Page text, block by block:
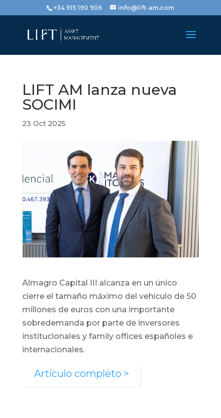
+34 915 190 906 info@lift-am.com
LIFT AM lanza nueva
SOCIMI
23 Oct 2025
Almagro Capital III alcanza en un único
cierre el tamaño máximo del vehículo de 50
millones de euros con una importante
sobredemanda por parte de inversores
institucionales y family offices españoles e
internacionales.
Artículo completo >